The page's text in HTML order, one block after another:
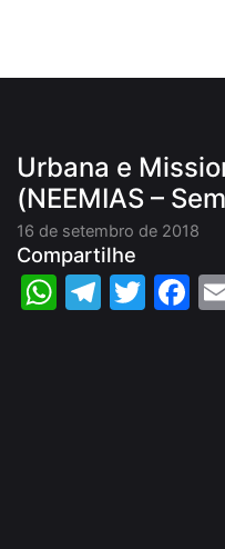
conteúdo
Urbana e
(NEEMIAS –
16 de setembro de 2018
Compartilhe